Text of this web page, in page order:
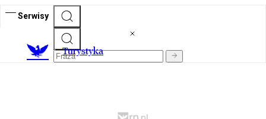
Serwisy
Turystyka